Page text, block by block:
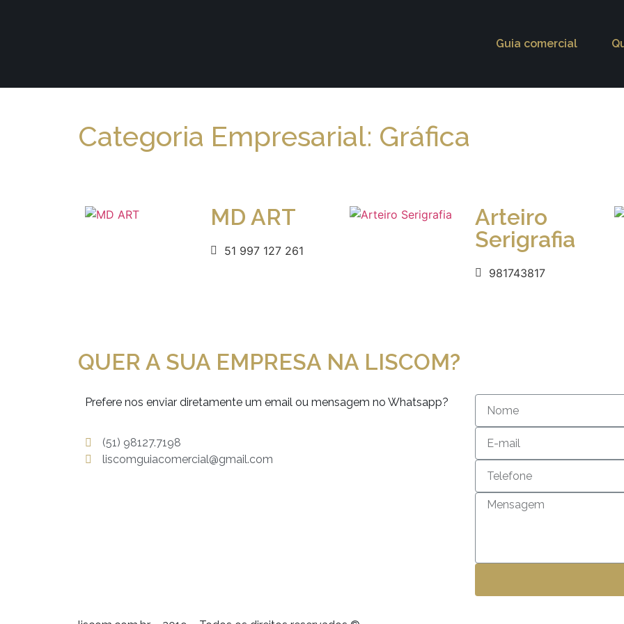
Guia comercial
Categoria Empresarial: Gráfica
MD ART
51 997 127 261
Arteiro
Serigrafia
981743817
QUER A SUA EMPRESA NA LISCOM?
Prefere nos enviar diretamente um email ou mensagem no Whatsapp?
(51) 98127.7198
liscomguiacomercial@gmail.com